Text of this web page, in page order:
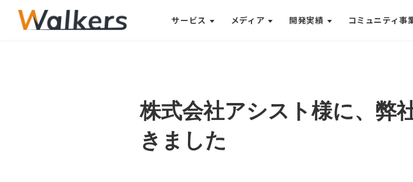
サービス メディア 開発実績 コミュニティ事
イ
ト
を
株式会社アシスト様に、弊
きました